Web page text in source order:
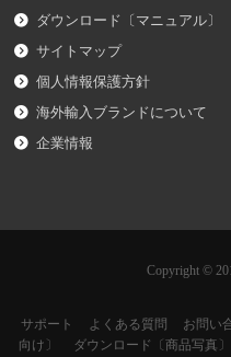
ダウンロード〔マニュアル〕
サイトマップ
個人情報保護方針
海外輸入ブランドについて
企業情報
Copyright ©
サポート よくある質問 お問い
向け〕
ダウンロード〔商品写真〕